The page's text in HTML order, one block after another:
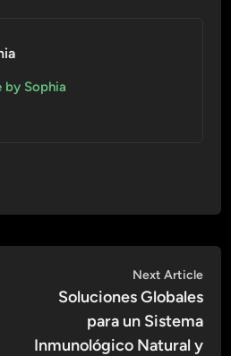
by Sophia
Next Article
Soluciones Globales
para un Sistema
Inmunológico Natural y